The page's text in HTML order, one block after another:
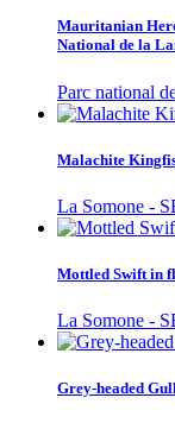
Mauritanian
National de la
Parc national
Malachite
La Somone -
Mottled Swift in
La Somone -
Grey-headed